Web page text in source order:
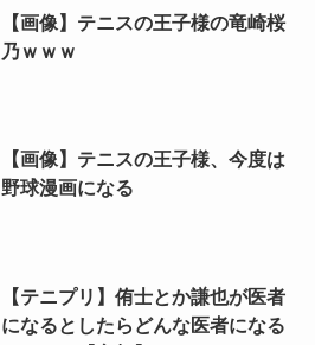
【画像】テニスの王子様の竜崎桜
乃ｗｗｗ
【画像】テニスの王子様、今度は
野球漫画になる
【テニプリ】侑士とか謙也が医者
になるとしたらどんな医者になる